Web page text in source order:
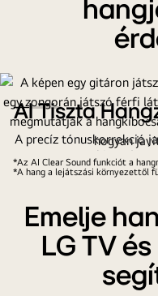
TV
con
Home
Hub.
muestran
funciones
AI Tiszta
A precíz tónuskorrekció
kivételes
*Az AI Clear Sound funkciót a
*A hang a lejátszási környezettől
Emelje
LG TV